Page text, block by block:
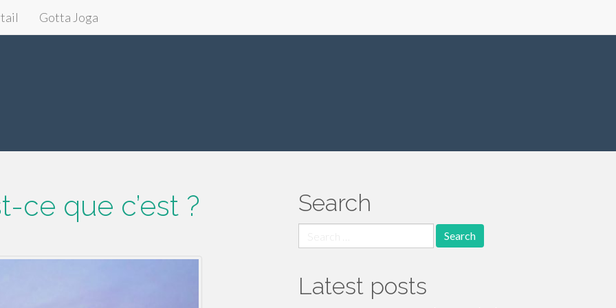
Gotta Joga
ce que c’est ? Search
for:
Latest posts